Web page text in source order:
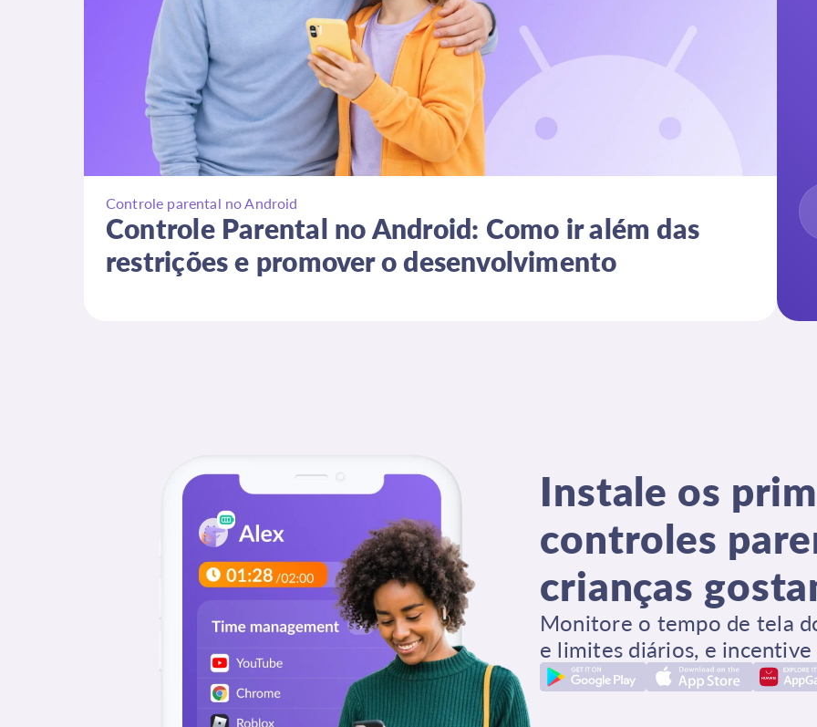
Controle parental no Android
Controle Parental no Android: Como ir além das
restrições e promover o desenvolvimento
Instale os
controles
crianças
Monitore o tempo de tela
e limites diários, e